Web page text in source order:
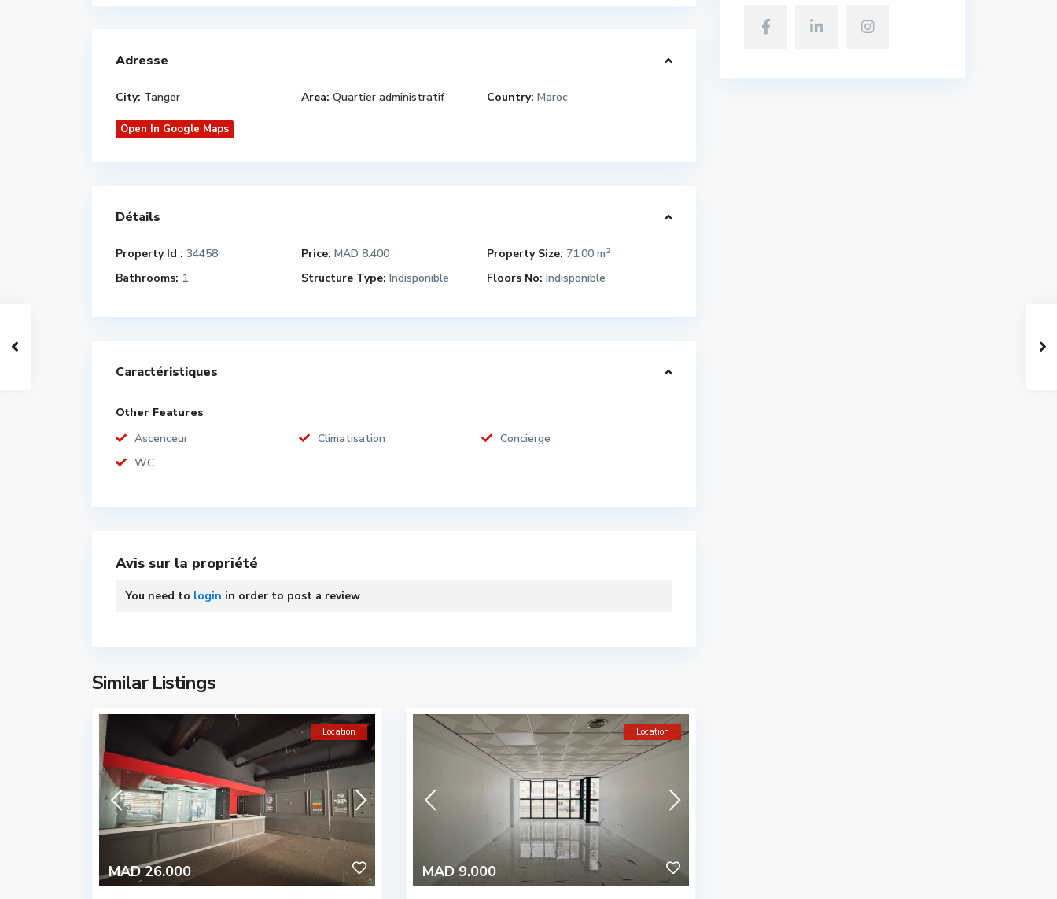
Adresse
City: Tanger Area: Quartier administratif Country: Maroc
Open In Google Maps
Détails
Property Id : 34458 Price: MAD 8.400 Property Size: 71.00 m2
Bathrooms: 1 Structure Type: Indisponible Floors No: Indisponible
Caractéristiques
Other Features
Ascenceur
Climatisation
Concierge
WC
Avis sur la propriété
You need to login in order to post a review
Similar Listings
MAD 26.000
Location
MAD 9.000
Location